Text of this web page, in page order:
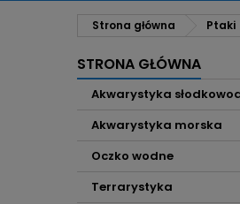
Strona główna Ptaki
STRONA GŁÓWNA
Akwarystyka
Akwarystyka morska
Oczko wodne
Terrarystyka